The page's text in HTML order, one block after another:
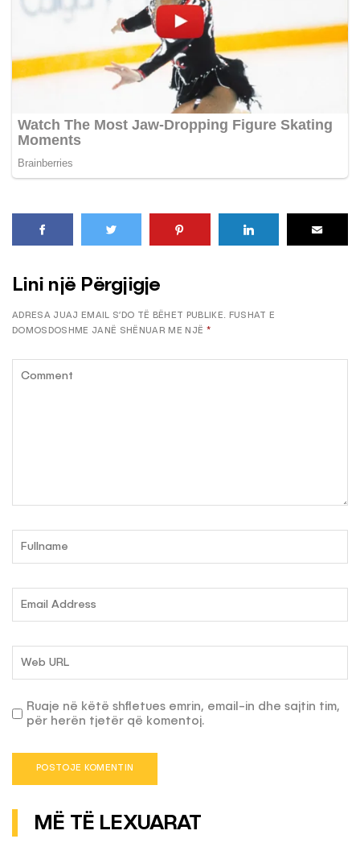
Lini një Përgjigje
ADRESA JUAJ EMAIL S’DO TË BËHET PUBLIKE. FUSHAT E
DOMOSDOSHME JANË SHËNUAR ME NJË *
Ruaje në këtë shfletues emrin, email-in dhe sajtin tim,
për herën tjetër që komentoj.
MË TË LEXUARAT